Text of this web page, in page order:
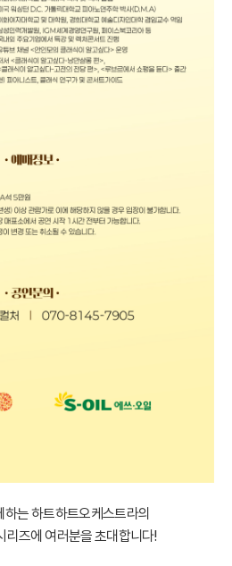
는 하트하트오케스트라의
리즈에 여러분을 초대합니다!